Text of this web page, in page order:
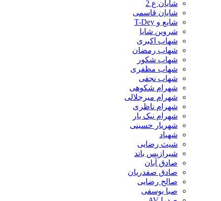
شایان ع 2
شایان قاسمی
شایع و T-Dey
شروین شایا
شهاب اکبری
شهاب رمضان
شهاب شکور
شهاب مظفری
شهاب نجفی
شهرام شکوهی
شهرام میرجلالی
شهرام ناظری
شهرام نیک یار
شهریار حسینی
شهیاد
شیث رضایی
شیرازیس باند
صادق آبان
صادق صفدریان
صالح رضایی
صبا یوسفی